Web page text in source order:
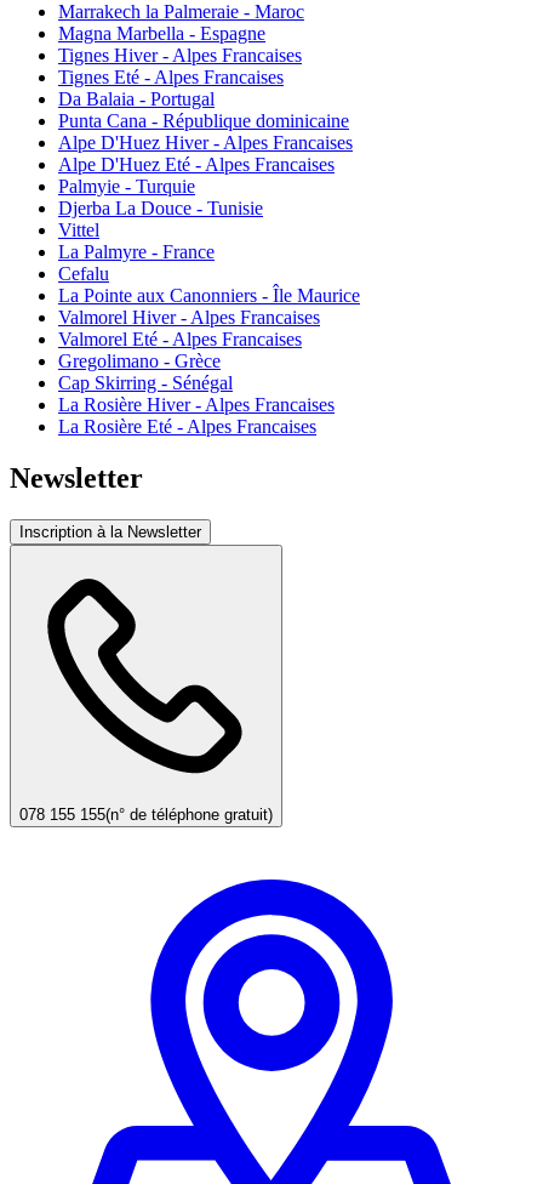
Marrakech la Palmeraie - Maroc
Magna Marbella - Espagne
Tignes Hiver - Alpes Francaises
Tignes Eté - Alpes Francaises
Da Balaia - Portugal
Punta Cana - République dominicaine
Alpe D'Huez Hiver - Alpes Francaises
Alpe D'Huez Eté - Alpes Francaises
Palmyie - Turquie
Djerba La Douce - Tunisie
Vittel
La Palmyre - France
Cefalu
La Pointe aux Canonniers - Île Maurice
Valmorel Hiver - Alpes Francaises
Valmorel Eté - Alpes Francaises
Gregolimano - Grèce
Cap Skirring - Sénégal
La Rosière Hiver - Alpes Francaises
La Rosière Eté - Alpes Francaises
Newsletter
Inscription à la Newsletter
078 155 155(n° de téléphone gratuit)